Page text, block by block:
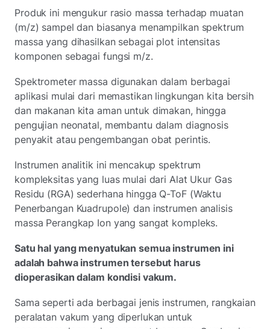
Produk ini mengukur rasio massa terhadap muatan
(m/z) sampel dan biasanya menampilkan spektrum
massa yang dihasilkan sebagai plot intensitas
komponen sebagai fungsi m/z.
Spektrometer massa digunakan dalam berbagai
aplikasi mulai dari memastikan lingkungan kita bersih
dan makanan kita aman untuk dimakan, hingga
pengujian neonatal, membantu dalam diagnosis
penyakit atau pengembangan obat perintis.
Instrumen analitik ini mencakup spektrum
kompleksitas yang luas mulai dari Alat Ukur Gas
Residu (RGA) sederhana hingga Q-ToF (Waktu
Penerbangan Kuadrupole) dan instrumen analisis
massa Perangkap Ion yang sangat kompleks.
Satu hal yang menyatukan semua instrumen ini
adalah bahwa instrumen tersebut harus
dioperasikan dalam kondisi vakum.
Sama seperti ada berbagai jenis instrumen, rangkaian
peralatan vakum yang diperlukan untuk